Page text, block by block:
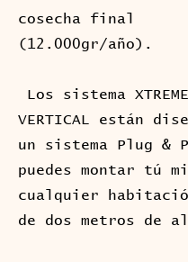
cosecha final
(12.000gr/año).
Los sistema XTREME
VERTICAL están
un sistema Plug &
puedes montar tú
cualquier
de dos metros de